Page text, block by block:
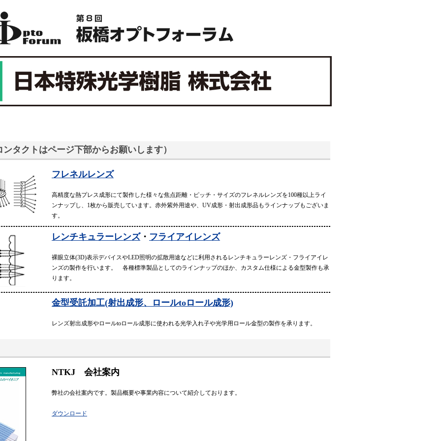
タクトはページ下部からお願いします）
フレネルレンズ
高精度な熱プレス成形にて製作した様々な焦点距離・ピッチ・サイズのフレネルレンズを100種以上ライ
ンナップし、1枚から販売しています。赤外紫外用途や、UV成形・射出成形品もラインナップもございま
す。
レンチキュラーレンズ・ フライアイレンズ
裸眼立体(3D)表示デバイスやLED照明の拡散用途などに利用されるレンチキュラーレンズ・フライアイレ
ンズの製作を行います。 各種標準製品としてのラインナップのほか、カスタム仕様による金型製作も承
ります。
金型受託加工(射出成形、ロールtoロール成形)
レンズ射出成形やロールtoロール成形に使われる光学入れ子や光学用ロール金型の製作を承ります。
NTKJ 会社案内
弊社の会社案内です。製品概要や事業内容について紹介しております。
ダウンロード